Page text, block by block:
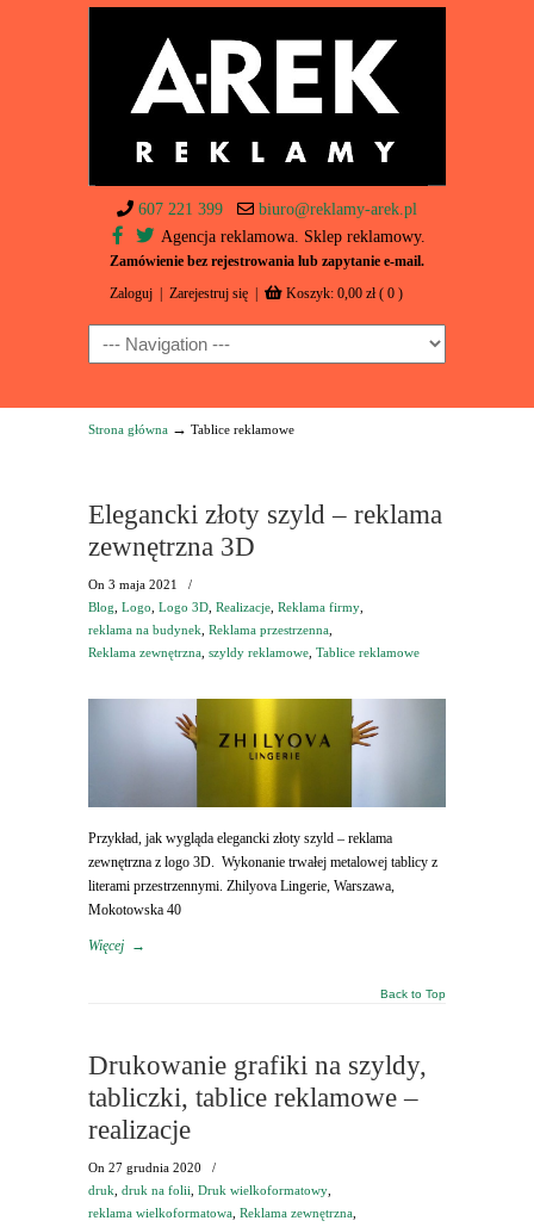
607 221 399
biuro@reklamy-arek.pl
Agencja reklamowa. Sklep reklamowy.
Zamówienie bez rejestrowania lub zapytanie e-mail.
Zaloguj Zarejestruj się Koszyk: 0,00 zł ( 0 )
Navigation
Strona główna → Tablice reklamowe
Elegancki złoty szyld – reklama
zewnętrzna 3D
On 3 maja 2021
/
Blog Logo Logo 3D Realizacje Reklama firmy
reklama na budynek Reklama przestrzenna
Reklama zewnętrzna szyldy reklamowe Tablice reklamowe
Przykład, jak wygląda elegancki złoty szyld – reklama
zewnętrzna z logo 3D. Wykonanie trwałej metalowej tablicy z
literami przestrzennymi. Zhilyova Lingerie, Warszawa,
Mokotowska 40
Więcej →
Back to Top
Drukowanie grafiki na szyldy,
tabliczki, tablice reklamowe –
realizacje
On 27 grudnia 2020
/
druk druk na folii Druk wielkoformatowy
reklama wielkoformatowa Reklama zewnętrzna